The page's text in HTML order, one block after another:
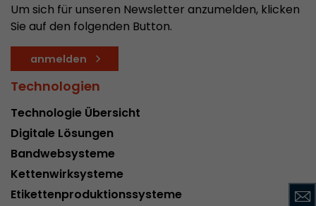
Um sich für unseren Newsletter anzumelden, klicken
Sie auf den folgenden Button.
anmelden
Technologien
Technologie Übersicht
Digitale Lösungen
Bandwebsysteme
Kettenwirksysteme
Etikettenproduktionssysteme
Laufzeit 30 min
Zweck
In diesem Cookie merkt sich Google Analytics
abgelaufen ist und wie tief sich ein Besucher
bewegt. Es speichert die Anzahl von
aktuellen Besuches und die Startzeit des
eines Besuchers.
Provider www.google.com/analytics/